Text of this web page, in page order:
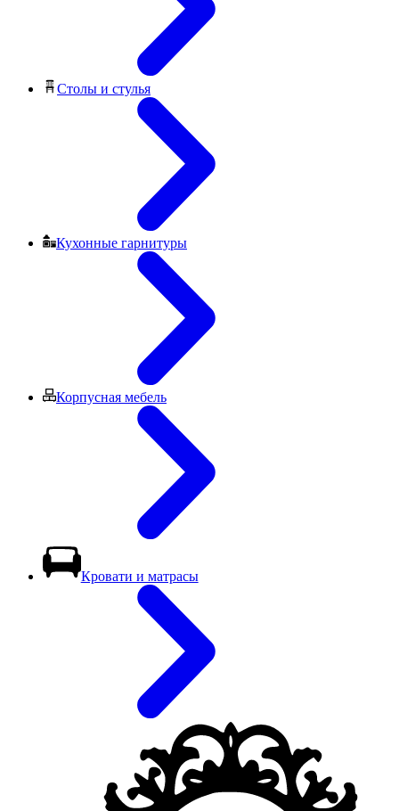
Столы и стулья
Кухонные гарнитуры
Корпусная мебель
Кровати и матрасы